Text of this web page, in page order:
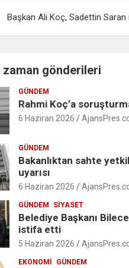
Başkan Ali Koç, Sadettin
zaman gönderileri
GÜNDEM
Rahmi Koç’a
6 Haziran 2026
GÜNDEM
Bakanlıktan sahte
uyarısı
6 Haziran 2026
GÜNDEM SIYASET
Belediye Başkanı
istifa etti
5 Haziran 2026
EKONOMI GÜNDEM